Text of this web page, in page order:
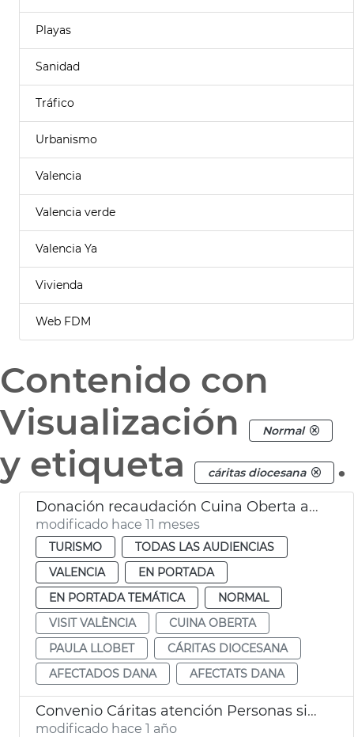
Playas
Sanidad
Tráfico
Urbanismo
Valencia
Valencia verde
Valencia Ya
Vivienda
Web FDM
Contenido con
Visualización
Normal
y etiqueta cáritas diocesana .
Donación recaudación Cuina Oberta afectados dana Cáritas
modificado hace 11 meses
TURISMO
TODAS LAS AUDIENCIAS
VALENCIA
EN PORTADA
EN PORTADA TEMÁTICA
NORMAL
VISIT VALÈNCIA
CUINA OBERTA
PAULA LLOBET
CÁRITAS DIOCESANA
AFECTADOS DANA
AFECTATS DANA
Convenio Cáritas atención Personas sin Hogar
modificado hace 1 año